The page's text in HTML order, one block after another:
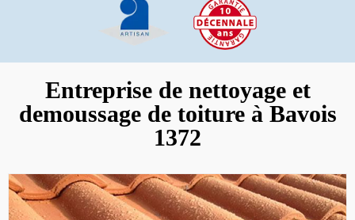
Entreprise de nettoyage et
demoussage de toiture à Bavois
1372